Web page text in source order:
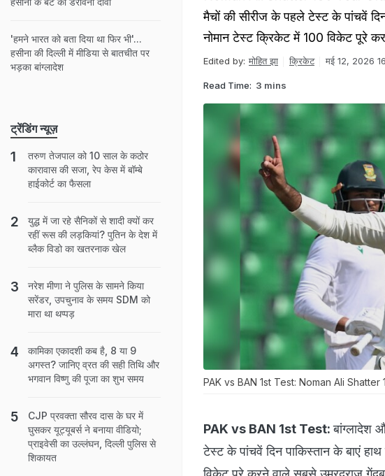
मैचों की सीरीज के पहले टेस्ट के पांचवें
नोमान टेस्ट क्रिकेट में 100 विकेट पूरे
Edited by: मोहित झा क्रिकेट मई 12, 2026
Read Time: 3 mins
PAK vs BAN 1st Test: Noman Ali
PAK vs BAN 1st Test:बांग्लादेश
टेस्ट के पांचवें दिन पाकिस्तान के बाएं
'हमने भारत को बता दिया था फिर भी'...
हसीना की दिल्ली में मीडिया से बातचीत पर
भड़का बांग्लादेश
ट्रेंडिंग न्यूज़
तरुण तेजपाल को 10 साल के कठोर
कारावास की सजा, रेप केस में बॉम्बे
हाईकोर्ट का फैसला
युद्ध में जा रहे सैनिकों से शादी क्यों कर
रहीं रूस की लड़कियां? पुतिन के देश में
ब्लैक विडो का खतरनाक खेल
नरेश मीणा ने पुलिस के सामने किया
सरेंडर, उपचुनाव के समय SDM को
मारा था थप्पड़
कामिका एकादशी कब है, 8 या 9
अगस्त? जानिए व्रत की सही तिथि और
भगवान विष्णु की पूजा का शुभ समय
CJP प्रवक्ता सौरव दास के घर में
घुसकर यूट्यूबर्स ने बनाया वीडियो;
प्राइवेसी का उल्लंघन, दिल्ली पुलिस से
शिकायत